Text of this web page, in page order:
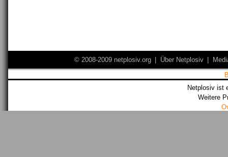
© 2008-2009 netplosiv.org Über Netplosiv
Netplosiv ist
Weitere